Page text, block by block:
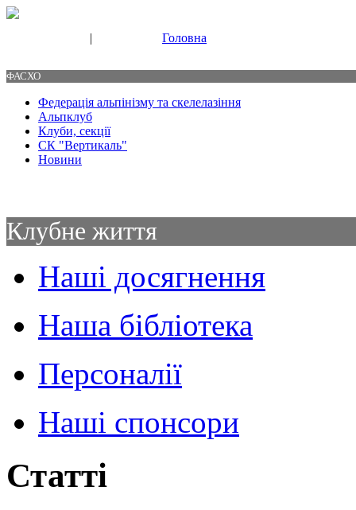
| Головна
ФАСХО
Федерація альпінізму та скелелазіння
Альпклуб
Клуби, секції
СК "Вертикаль"
Новини
Клубне життя
Наші досягнення
Наша бібліотека
Персоналії
Наші спонсори
Статті